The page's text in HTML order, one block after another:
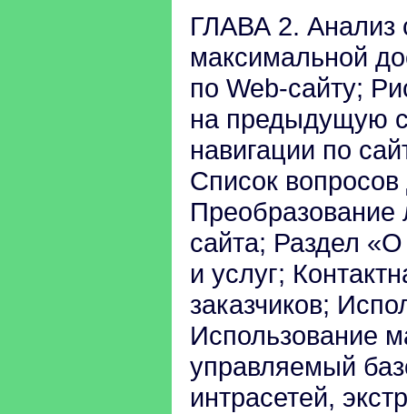
ГЛАВА 2. Анализ
максимальной
по Web-сайту;
на предыдущую
навигации по
Список
Преобразование
сайта; Раздел
и услуг;
заказчиков;
Использование
управляемый
интрасетей,